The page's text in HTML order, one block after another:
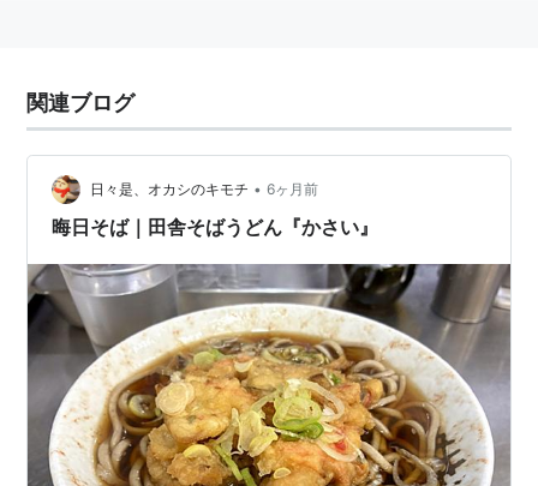
関連ブログ
日々是、オカシのキモチ • 6ヶ月前
晦日そば｜田舎そばうどん『かさい』